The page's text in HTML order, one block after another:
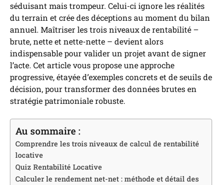
séduisant mais trompeur. Celui-ci ignore les réalités
du terrain et crée des déceptions au moment du bilan
annuel. Maîtriser les trois niveaux de rentabilité –
brute, nette et nette-nette – devient alors
indispensable pour valider un projet avant de signer
l’acte. Cet article vous propose une approche
progressive, étayée d’exemples concrets et de seuils de
décision, pour transformer des données brutes en
stratégie patrimoniale robuste.
Au sommaire :
Comprendre les trois niveaux de calcul de rentabilité
locative
Quiz Rentabilité Locative
Calculer le rendement net-net : méthode et détail des